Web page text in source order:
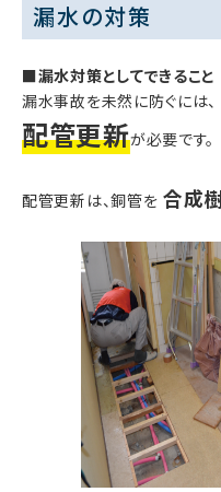
漏水の対策
■漏水対策としてできること
漏水事故を未然に防ぐには、
配管更新が必要です。
配管更新は、銅管を 合成